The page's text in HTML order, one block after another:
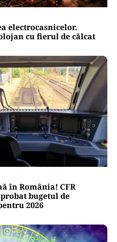
electrocasnicelor.
cu fierul de călcat
în România! CFR
bugetul de
2026